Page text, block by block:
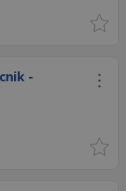
-